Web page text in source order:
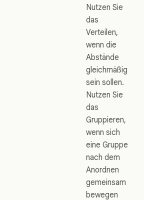
Nutzen Sie
das
Verteilen,
wenn die
Abstände
gleichmäßig
sein sollen.
Nutzen Sie
das
Gruppieren,
wenn sich
eine Gruppe
nach dem
Anordnen
gemeinsam
bewegen